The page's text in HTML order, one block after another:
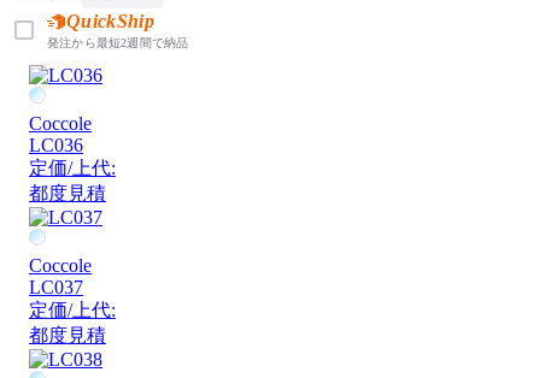
QuickShip
発注から最短2週間で納品
Coccole
LC036
定価/上代:
都度見積
Coccole
LC037
定価/上代:
都度見積